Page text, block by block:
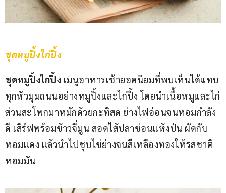
ชุดหมูปิ้งไก่ปิ้ง
ชุดหมูปิ้งไก่ปิ้ง เมนูอาหารเช้ายอดนิยมที่พบเห็นได้แทบ
ทุกหัวมุมถนนอย่างหมูปิ้งและไก่ปิ้ง โดยนำเนื้อหมูและไก่
ส่วนสะโพกมาหมักด้วยกะทิสด ย่างไฟอ่อนจนหอมกำลัง
ดี เสิร์ฟพร้อมข้าวจี่มูน สอดไส้ปลาช่อนแห้งป่น ผัดกับ
หอมแดง แล้วนำไปชุบไข่ย่างจนสีเหลืองทองให้รสชาติ
หอมมัน